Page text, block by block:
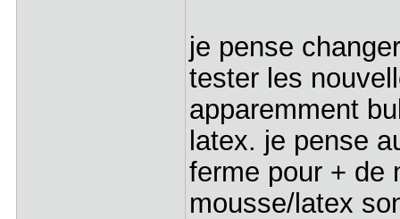
je pense
tester les
apparemment
latex. je pense
ferme pour + de
mousse/latex